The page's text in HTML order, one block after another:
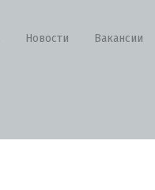
Новости Вакансии